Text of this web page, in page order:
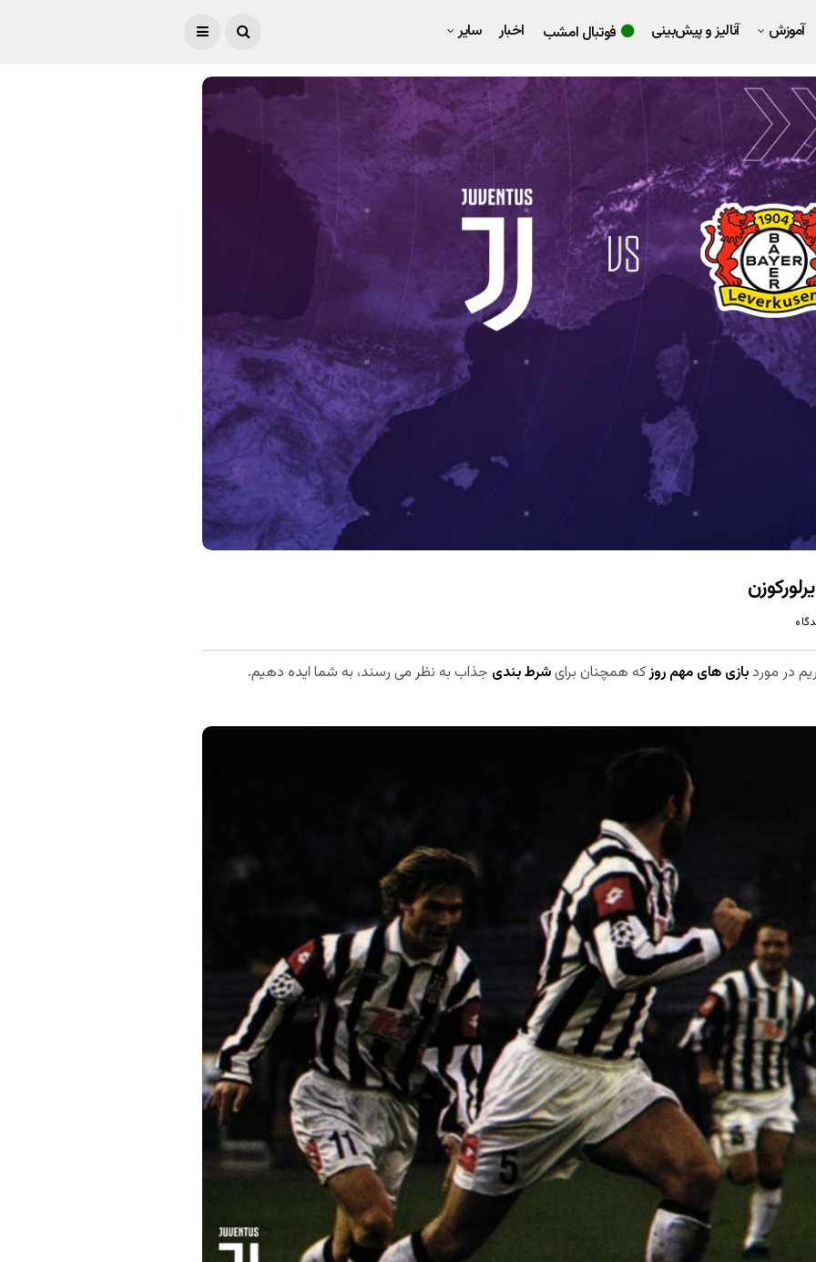
آموزش آنالیز و پیش‌بینی فوتبال امشب اخبار سایر
در موردبازی های مهم روزکه همچنان برایشرط بندی جذاب به نظر می رسند، به شما ایده دهیم.